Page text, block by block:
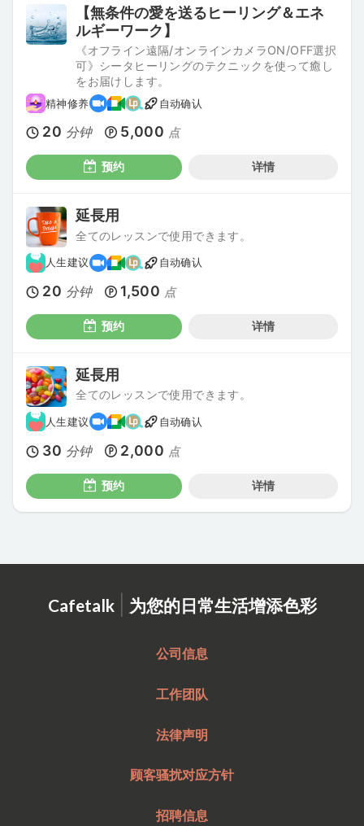
【無条件の愛を送るヒーリング＆エネ
ルギーワーク】
《オフライン遠隔/オンラインカメラON/OFF選択
可》シータヒーリングのテクニックを使って癒し
をお届けします。
精神修养 自动确认
20 分钟 5,000 点
预约 详情
延長用
全てのレッスンで使用できます。
人生建议 自动确认
20 分钟 1,500 点
预约 详情
延長用
全てのレッスンで使用できます。
人生建议 自动确认
30 分钟 2,000 点
预约 详情
Cafetalk | 为您的日常生活增添色彩
公司信息
工作团队
法律声明
顾客骚扰对应方针
招聘信息